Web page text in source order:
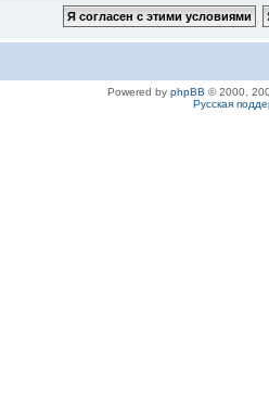
Powered by phpBB © 2000,
Русская